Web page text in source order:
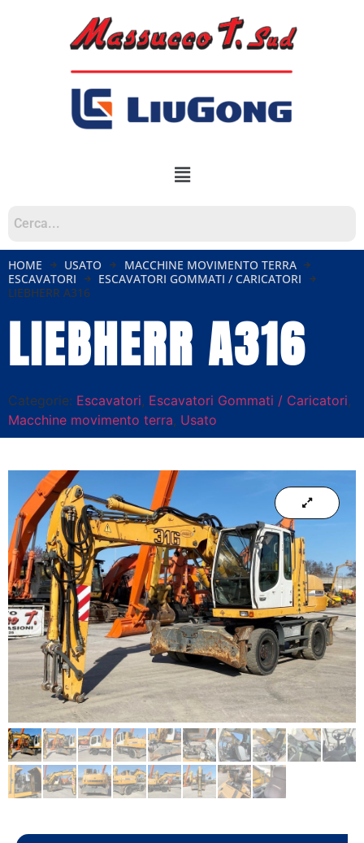
HOME USATO
MACCHINE MOVIMENTO TERRA
ESCAVATORI
ESCAVATORI GOMMATI / CARICATORI
LIEBHERR A316
LIEBHERR A316
Categorie: Escavatori, Escavatori Gommati / Caricatori,
Macchine movimento terra, Usato